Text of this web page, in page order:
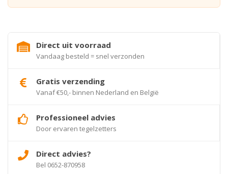
Direct uit voorraad
Vandaag besteld = snel verzonden
Gratis verzending
Vanaf €50,- binnen Nederland en België
Professioneel advies
Door ervaren tegelzetters
Direct advies?
Bel 0652-870958